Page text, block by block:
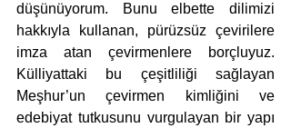
düşünüyorum. Bunu elbette dilimizi
hakkıyla kullanan, pürüzsüz çevirilere
imza atan çevirmenlere borçluyuz.
Külliyattaki bu çeşitliliği sağlayan
Meşhur’un çevirmen kimliğini ve
edebiyat tutkusunu vurgulayan bir yapı